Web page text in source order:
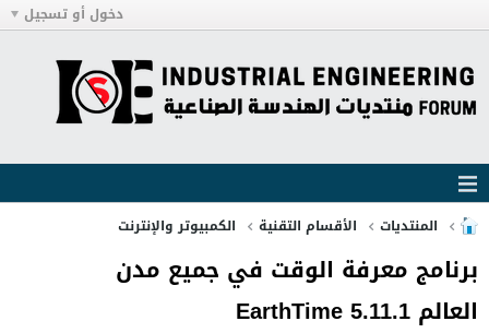
دخول أو تسجيل
المنتديات الأقسام التقنية الكمبيوتر والإنترنت
برنامج معرفة الوقت في جميع مدن
العالم EarthTime 5.11.1